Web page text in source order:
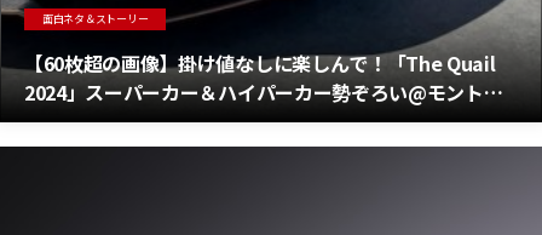
面白ネタ＆ストーリー
【60枚超の画像】掛け値なしに楽しんで！「The Quail
2024」スーパーカー＆ハイパーカー勢ぞろい@モントレ
ー カリフォルニア